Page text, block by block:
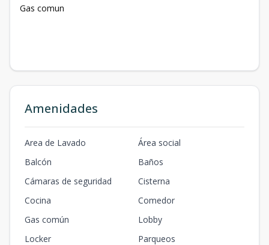
Gas comun
Amenidades
Area de Lavado
Área social
Balcón
Baños
Cámaras de seguridad
Cisterna
Cocina
Comedor
Gas común
Lobby
Locker
Parqueos